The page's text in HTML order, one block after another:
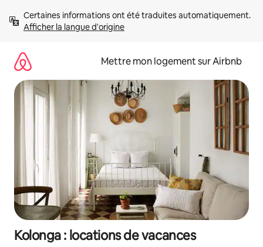
directement
Afficher la langue d'origine
Mettre mon logement sur Airbnb
Kolonga : locations de vacances